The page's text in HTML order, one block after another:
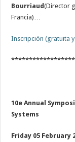
Bourriaud(Director
Francia)…
Inscripción (gratuita
10e Annual
Systems
Friday 05 February